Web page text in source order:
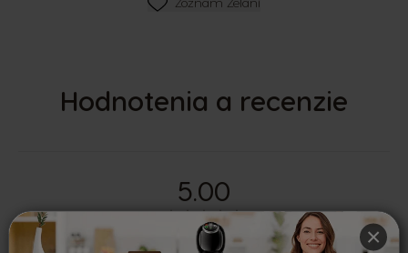
×
Hodnotenia a recenzie
5.00
Na základe 1 recenzií